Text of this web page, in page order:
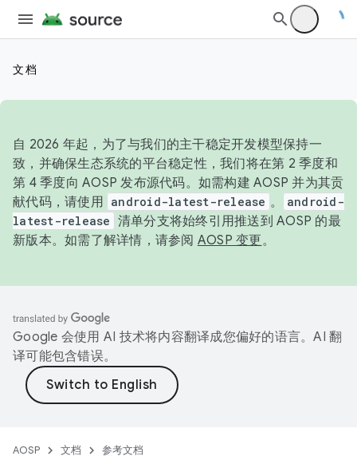
文档
自 2026 年起，为了与我们的主干稳定开发模型保持一
致，并确保生态系统的平台稳定性，我们将在第 2 季度和
第 4 季度向 AOSP 发布源代码。如需构建 AOSP 并为其贡
献代码，请使用 android-latest-release 。
android-
latest-release 清单分支将始终引用推送到 AOSP 的最
新版本。如需了解详情，请参阅 AOSP 变更。
Google 会使用 AI 技术将内容翻译成您偏好的语言。AI 翻
译可能包含错误。
AOSP 文档 参考文档